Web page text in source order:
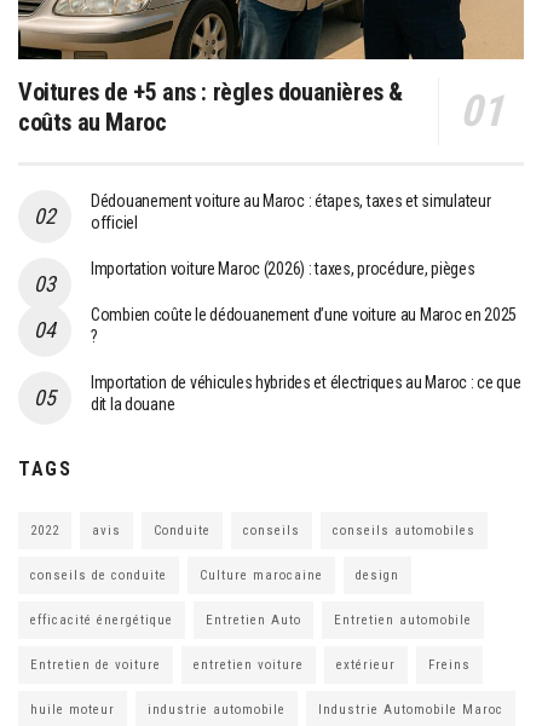
Voitures de +5 ans : règles douanières &
coûts au Maroc
Dédouanement voiture au Maroc : étapes, taxes et simulateur
officiel
Importation voiture Maroc (2026) : taxes, procédure, pièges
Combien coûte le dédouanement d’une voiture au Maroc en 2025
?
Importation de véhicules hybrides et électriques au Maroc : ce que
dit la douane
TAGS
2022 avis Conduite conseils conseils automobiles
conseils de conduite Culture marocaine design
efficacité énergétique Entretien Auto Entretien automobile
Entretien de voiture entretien voiture extérieur Freins
huile moteur industrie automobile Industrie Automobile Maroc